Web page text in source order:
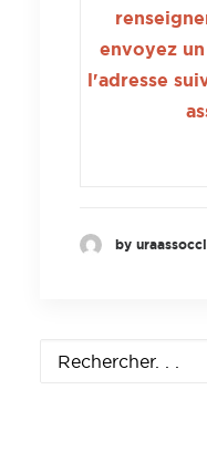
envoyez
l'adresse
by uraassocci